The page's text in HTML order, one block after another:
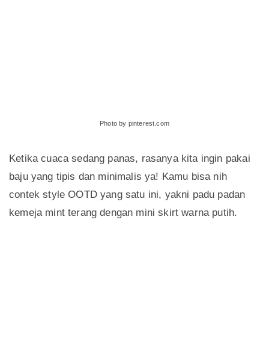
Photo by pinterest.com
Ketika cuaca sedang panas, rasanya kita ingin pakai
baju yang tipis dan minimalis ya! Kamu bisa nih
contek style OOTD yang satu ini, yakni padu padan
kemeja mint terang dengan mini skirt warna putih.